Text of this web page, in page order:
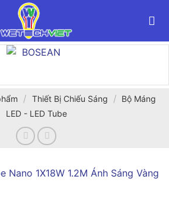
/ Thiết Bị Chiếu Sáng / Bộ Máng
LED - LED Tube